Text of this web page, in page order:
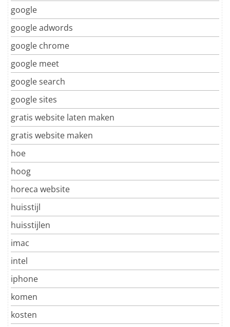
google
google adwords
google chrome
google meet
google search
google sites
gratis website laten maken
gratis website maken
hoe
hoog
horeca website
huisstijl
huisstijlen
imac
intel
iphone
komen
kosten